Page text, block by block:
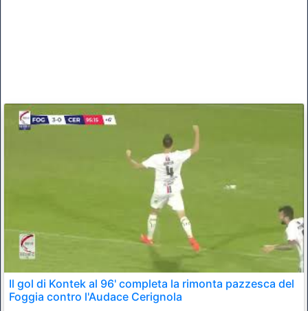
Il gol di Kontek al 96' completa la rimonta pazzesca del
Foggia contro l'Audace Cerignola